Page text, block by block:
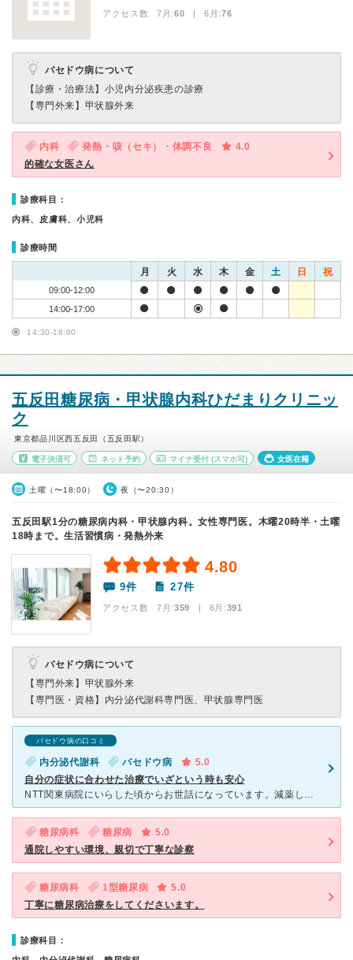
アクセス数 7月:60 | 6月:76
バセドウ病について
【診療・治療法】 小児内分泌疾患の診療
【専門外来】 甲状腺外来
内科 発熱・咳（セキ）・体調不良
4.0
的確な女医さん
診療科目：
内科、皮膚科、小児科
診療時間
月 火 水 木 金 土 日 祝
09:00-12:00
14:00-17:00
14:30-18:00
五反田糖尿病・甲状腺内科ひだまりクリニッ
ク
東京都品川区西五反田（五反田駅）
電子決済可 ネット予約 マイナ受付 (スマホ可) 女医在籍
土曜（〜18:00） 夜（〜20:30）
五反田駅1分の糖尿病内科・甲状腺内科。女性専門医。木曜20時半・土曜
18時まで。生活習慣病・発熱外来
4.80
9件 27件
アクセス数 7月:359 | 6月:391
バセドウ病について
【専門外来】 甲状腺外来
【専門医・資格】 内分泌代謝科専門医、甲状腺専門医
バセドウ病の口コミ
内分泌代謝科 バセドウ病
5.0
自分の症状に合わせた治療でいざという時も安心
NTT関東病院にいらした頃からお世話になっています。減薬していき薬を止めてしばらくすると再発を繰り返しているので独立後も仁科先生に引き続き診ていただいています。 そのおかげで、現状の数値だけにとらわ
糖尿病科 糖尿病
5.0
通院しやすい環境、親切で丁寧な診察
糖尿病科 1型糖尿病
5.0
丁寧に糖尿病治療をしてくださいます。
診療科目：